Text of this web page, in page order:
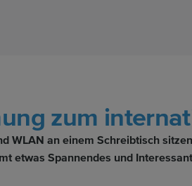
zum
WLAN an einem Schreibtisch
etwas Spannendes und